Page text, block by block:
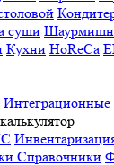
суши
Кухни HoReCa
Интеграционные
Справочники